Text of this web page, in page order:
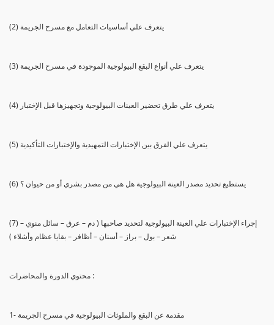
(2) يتعرف علي أساسيات التعامل مع مسرح الجريمة
(3) يتعرف علي أنواع البقع البيولوجية الموجودة في مسرح الجريمة
(4) يتعرف علي طرق تحضير العينات البيولوجية وتجهيزها قبل الإختبار
(5) يتعرف علي الفرق بين الإختبارات التمهيدية والإختبارات التأكيدية
(6) يستطيع تحديد مصدر العينة البيولوجية هل هي من مصدر بشري أو من حيوان ؟
(7) إجراء الإختبارات علي العينة البيولوجية لتحديد صاحبها ( دم – عرق – سائل منوي –
شعر – بول – براز – أسنان – أظافر – بقايا عظام وأشلاء )
محتوي الدورة والمحاضرات :
1- مقدمة عن البقع والملوثات البيولوجية في مسرح الجريمة